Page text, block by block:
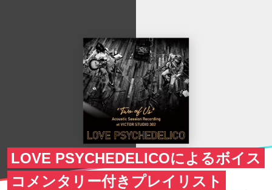
LOVE PSYCHEDELICOによるボイス
コメンタリー付きプレイリスト